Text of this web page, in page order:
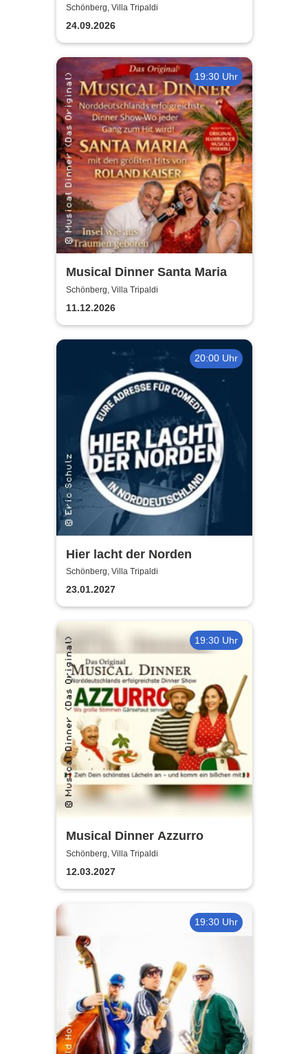
Napoli & Pietro Pato
Schönberg, Villa Tripaldi
24.09.2026
19:30 Uhr
Musical Dinner Santa Maria
Schönberg, Villa Tripaldi
11.12.2026
20:00 Uhr
Hier lacht der Norden
Schönberg, Villa Tripaldi
23.01.2027
19:30 Uhr
Musical Dinner Azzurro
Schönberg, Villa Tripaldi
12.03.2027
19:30 Uhr